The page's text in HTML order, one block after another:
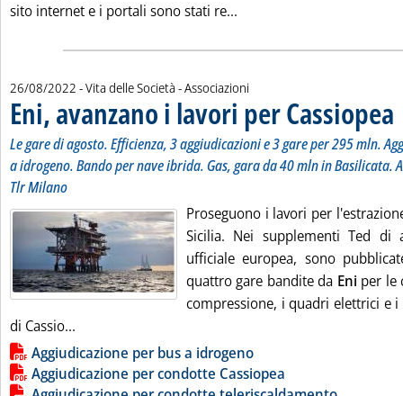
sito internet e i portali sono stati re...
26/08/2022 - Vita delle Società - Associazioni
Eni, avanzano i lavori per Cassiopea
Le gare di agosto. Efficienza, 3 aggiudicazioni e 3 gare per 295 mln.
a idrogeno. Bando per nave ibrida. Gas, gara da 40 mln in Basilicata.
Tlr Milano
Proseguono i lavori per
Sicilia. Nei supplementi Ted di
ufficiale europea, sono
quattro gare bandite da Eni per le
compressione, i quadri elettrici e
di Cassio...
Lista allegati PDF alla notizia
Aggiudicazione per bus a idrogeno
Aggiudicazione per condotte Cassiopea